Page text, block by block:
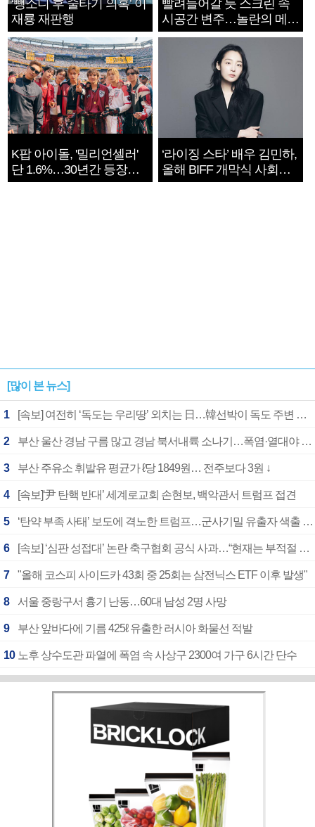
‘뺑소니 후 술타기 의혹’ 이
재룡 재판행
빨려들어갈 듯 스크린 속
시공간 변주…놀란의 메시
지는 ‘전쟁 속죄’
K팝 아이돌, '밀리언셀러'
단 1.6%…30년간 등장
1182개팀 전수조사
‘라이징 스타’ 배우 김민하,
올해 BIFF 개막식 사회자
확정
[많이 본 뉴스]
1 [속보] 여전히 ‘독도는 우리땅’ 외치는 日…韓선박이 독도 주변 해양조사 활동하자 반발
2 부산 울산 경남 구름 많고 경남 북서내륙 소나기…폭염·열대야 계속
3 부산 주유소 휘발유 평균가 ℓ당 1849원… 전주보다 3원 ↓
4 [속보]‘尹 탄핵 반대’ 세계로교회 손현보, 백악관서 트럼프 접견
5 ‘탄약 부족 사태’ 보도에 격노한 트럼프…군사기밀 유출자 색출 지시
6 [속보] ‘심판 성접대’ 논란 축구협회 공식 사과…“현재는 부적절 행위 없어”
7 "올해 코스피 사이드카 43회 중 25회는 삼전닉스 ETF 이후 발생"
8 서울 중랑구서 흉기 난동…60대 남성 2명 사망
9 부산 앞바다에 기름 425ℓ 유출한 러시아 화물선 적발
10 노후 상수도관 파열에 폭염 속 사상구 2300여 가구 6시간 단수